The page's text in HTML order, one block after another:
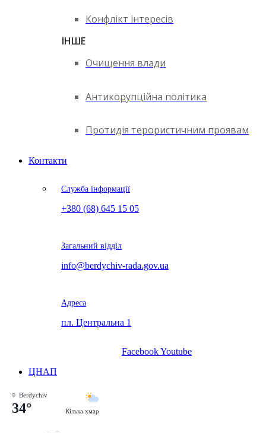
Конфлікт інтересів
ІНШЕ
Очищення влади
Антикорупційна політика
Протидія терористичним проявам
Контакти
Служба інформації
+380 (68) 645 15 05
Загальний відділ
info@berdychiv-rada.gov.ua
Адреса
пл. Центральна 1
FacebookYoutube
ЦНАП
Berdychiv
34° Кілька хмар